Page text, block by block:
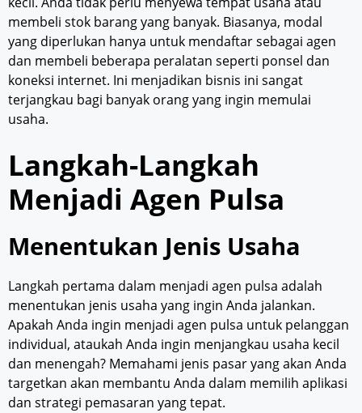
membeli stok barang yang banyak. Biasanya, modal
yang diperlukan hanya untuk mendaftar sebagai agen
dan membeli beberapa peralatan seperti ponsel dan
koneksi internet. Ini menjadikan bisnis ini sangat
terjangkau bagi banyak orang yang ingin memulai
usaha.
Langkah-Langkah
Menjadi Agen Pulsa
Menentukan Jenis Usaha
Langkah pertama dalam menjadi agen pulsa adalah
menentukan jenis usaha yang ingin Anda jalankan.
Apakah Anda ingin menjadi agen pulsa untuk pelanggan
individual, ataukah Anda ingin menjangkau usaha kecil
dan menengah? Memahami jenis pasar yang akan Anda
targetkan akan membantu Anda dalam memilih aplikasi
dan strategi pemasaran yang tepat.